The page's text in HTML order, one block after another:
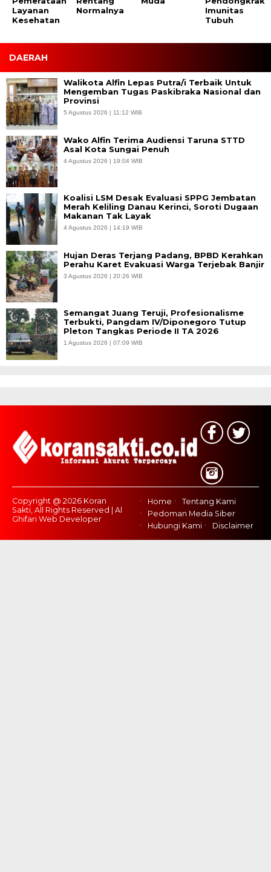
Layanan
Kesehatan
Normalnya
Imunitas
Tubuh
DAERAH
Walikota Alfin Lepas Putra/i Terbaik Untuk
Mengemban Tugas Paskibraka Nasional dan
Provinsi
5 Agustus 2026 | 11:12 WIB
Wako Alfin Terima Audiensi Taruna STTD
Asal Kota Sungai Penuh
4 Agustus 2026 | 19:04 WIB
Koalisi LSM Desak Evaluasi SPPG Jembatan
Merah Keliling Danau Kerinci, Soroti Dugaan
Makanan Tak Layak
4 Agustus 2026 | 14:19 WIB
Hujan Deras Terjang Padang, BPBD Kerahkan
Perahu Karet Evakuasi Warga Terjebak Banjir
3 Agustus 2026 | 20:26 WIB
Semangat Juang Teruji, Profesionalisme
Terbukti, Pangdam IV/Diponegoro Tutup
Pleton Tangkas Periode II TA 2026
1 Agustus 2026 | 07:09 WIB
Copyright @ 2026 Koran
Sakti, All Rights Reserved | Al
Ghifari Web Developer
Home
Tentang Kami
Pedoman Media Siber
Hubungi Kami
Disclaimer